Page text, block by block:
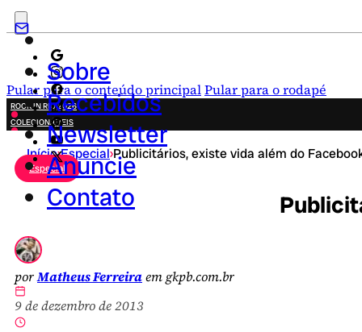
Pular para o conteúdo principalPular para o rodapé
Sobre
Recebidos
Newsletter
Anuncie
Contato
ROCK IN RIO 2026
COLECIONÁVEIS
FESTA JUNINA
NOVIDADES
CAMPANHAS CRIATIVAS
Início›Especial›Publicitários, existe vida além do
Especial
porMatheus Ferreiraem gkpb.com.br
9 de dezembro de 2013